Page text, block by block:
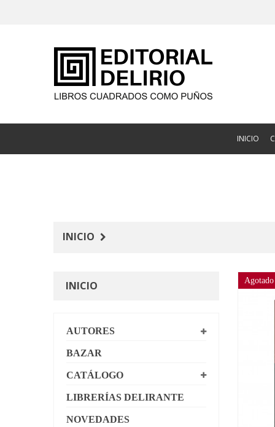
INICIO
INICIO
INICIO
AUTORES
BAZAR
CATÁLOGO
LIBRERÍAS DELIRANTE
NOVEDADES
Agotado